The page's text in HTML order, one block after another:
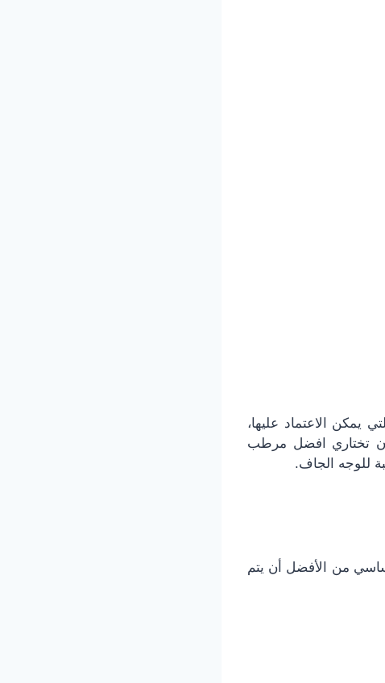
يمكن الاعتماد عليها،
تختاري
افضل مرطب
للوجه الجاف.
من الأفضل أن يتم